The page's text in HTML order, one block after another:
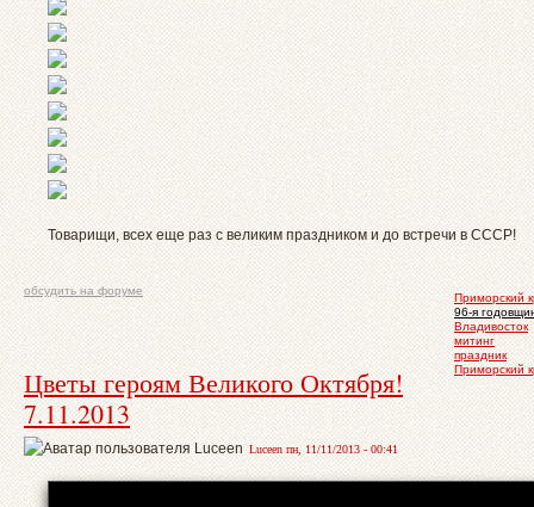
Товарищи, всех еще раз с великим праздником и до встречи в СССР!
Приморский
96-я
Владивосток
митинг
праздник
Приморский
обсудить на форуме
Цветы героям Великого Октября!
7.11.2013
Luceen пн, 11/11/2013 - 00:41